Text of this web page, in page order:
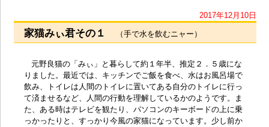
2017年12月10日
家猫みぃ君その１ （手で水を飲むニャー）
元野良猫の「みぃ」と暮らして約１年半、推定２．５歳にな
りました。最近では、キッチンでご飯を食べ、水はお風呂場で
飲み、トイレは人間のトイレに置いてある自分のトイレに行っ
て済ませるなど、人間の行動を理解しているかのようです。ま
た、ある時はテレビを観たり、パソコンのキーボードの上に乗
っかったりと、すっかり今風の家猫になっています。少し前か